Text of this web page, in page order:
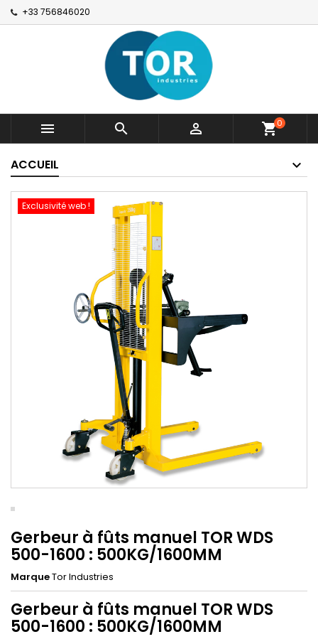
+33 756846020
   shopping_cart0
ACCUEIL
Exclusivité web !
Gerbeur à fûts manuel TOR WDS
500-1600 : 500KG/1600MM
MarqueTor Industries
Gerbeur à fûts manuel TOR WDS
500-1600 : 500KG/1600MM